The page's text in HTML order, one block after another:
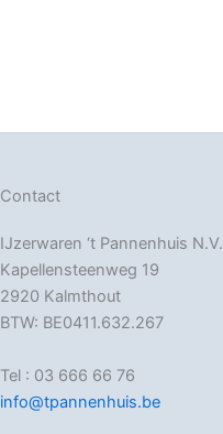
Contact
IJzerwaren ‘t Pannenhuis N.V.
Kapellensteenweg 19
2920 Kalmthout
BTW: BE0411.632.267
Tel : 03 666 66 76
info@tpannenhuis.be